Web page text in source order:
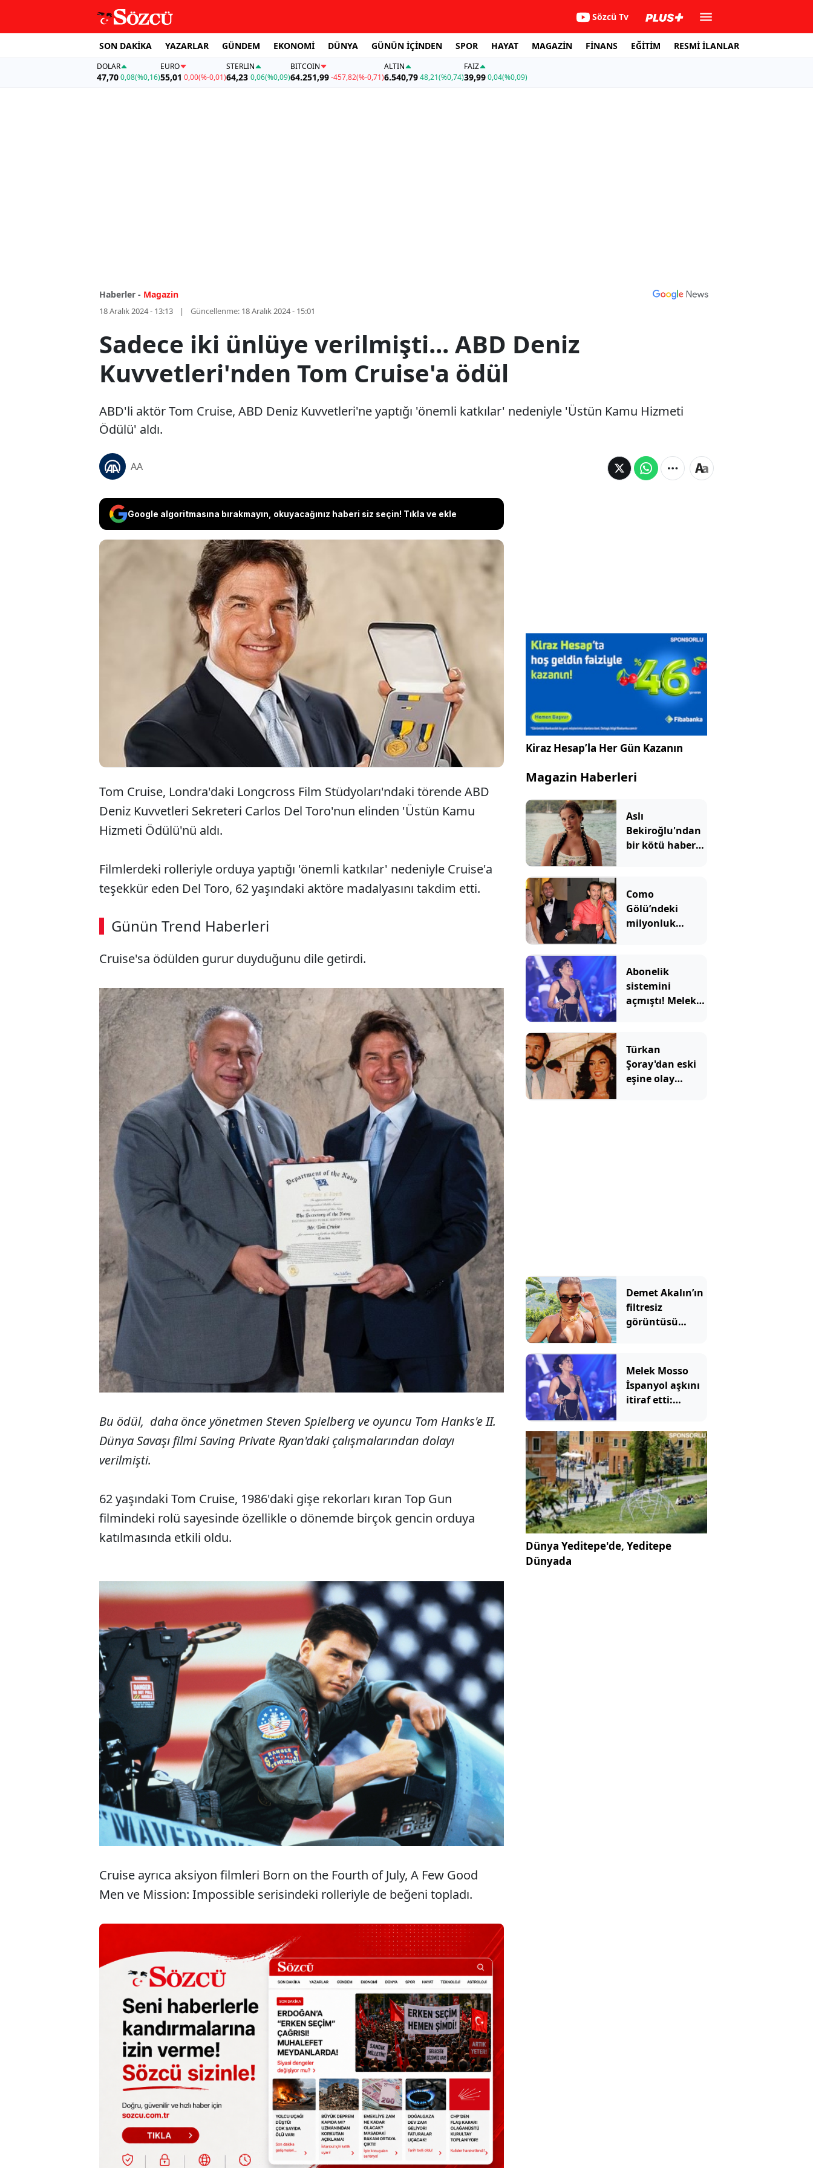
Sözcü Tv
SON DAKİKA YAZARLAR GÜNDEM EKONOMİ DÜNYA GÜNÜN İÇİNDEN SPOR HAYAT MAGAZİN FİNANS EĞİTİM RESMİ İLANLAR
DOLAR
47,700,08(%0,16)
EURO
55,01 0,00(%-0,01)
STERLIN
64,23 0,06(%0,09)
BITCOIN
64.251,99-457,82(%-0,71)
ALTIN
6.540,7948,21(%0,74)
FAİZ
39,990,04(%0,09)
Haberler - Magazin
18 Aralık 2024 - 13:13 Güncellenme: 18 Aralık 2024 - 15:01
Sadece iki ünlüye verilmişti... ABD Deniz
Kuvvetleri'nden Tom Cruise'a ödül
ABD'li aktör Tom Cruise, ABD Deniz Kuvvetleri'ne yaptığı 'önemli katkılar' nedeniyle 'Üstün Kamu Hizmeti
Ödülü' aldı.
AA
Google algoritmasına bırakmayın, okuyacağınız haberi siz seçin! Tıkla ve ekle
ABD'li aktör Tom Cruise, ABD Deniz Kuvvetleri'ne
yaptığı 'önemli katkılar' nedeniyle 'Üstün Kamu
Hizmeti Ödülü' aldı.
Tom Cruise, Londra'daki Longcross Film Stüdyoları'ndaki törende ABD
Deniz Kuvvetleri Sekreteri Carlos Del Toro'nun elinden 'Üstün Kamu
Hizmeti Ödülü'nü aldı.
Filmlerdeki rolleriyle orduya yaptığı 'önemli katkılar' nedeniyle Cruise'a
teşekkür eden Del Toro, 62 yaşındaki aktöre madalyasını takdim etti.
Günün Trend Haberleri
00:03 / 09:08
Cruise'sa ödülden gurur duyduğunu dile getirdi.
Bu ödül, daha önce yönetmen Steven Spielberg ve oyuncu Tom Hanks'e II.
Dünya Savaşı filmi Saving Private Ryan'daki çalışmalarından dolayı
verilmişti.
62 yaşındaki Tom Cruise, 1986'daki gişe rekorları kıran Top Gun
filmindeki rolü sayesinde özellikle o dönemde birçok gencin orduya
katılmasında etkili oldu.
Cruise ayrıca aksiyon filmleri Born on the Fourth of July, A Few Good
Men ve Mission: Impossible serisindeki rolleriyle de beğeni topladı.
Kiraz Hesap’la Her Gün Kazanın
Magazin Haberleri
Aslı
Bekiroğlu'ndan
bir kötü haber
Como
Gölü’ndeki
milyonluk
şoku: Reçber
çiftinden Ata
Demirağ’a
tahliye davası
Abonelik
sistemini
açmıştı! Melek
çıktı
Türkan
Şoray'dan eski
eşine olay
Demet Akalın’ın
filtresiz
görüntüsü
Melek Mosso
İspanyol aşkını
itiraf etti:
için detay
vermedi
Dünya Yeditepe'de, Yeditepe
Dünyada